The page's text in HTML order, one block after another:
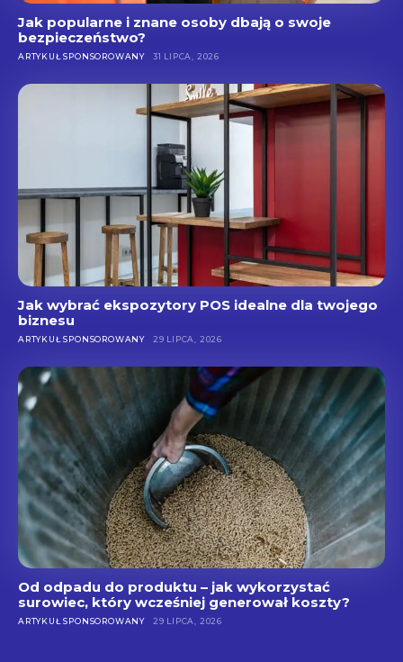
Jak popularne i znane osoby dbają o swoje
bezpieczeństwo?
ARTYKUŁ SPONSOROWANY 31 LIPCA, 2026
Jak wybrać ekspozytory POS idealne dla twojego
biznesu
ARTYKUŁ SPONSOROWANY 29 LIPCA, 2026
Od odpadu do produktu – jak wykorzystać
surowiec, który wcześniej generował koszty?
ARTYKUŁ SPONSOROWANY 29 LIPCA, 2026